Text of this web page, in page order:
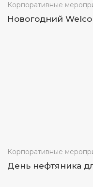
Корпоративные
Новогодний
Корпоративные
День нефтяника